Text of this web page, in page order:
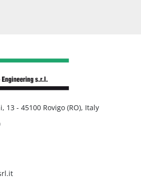
13 - 45100 Rovigo (RO), Italy